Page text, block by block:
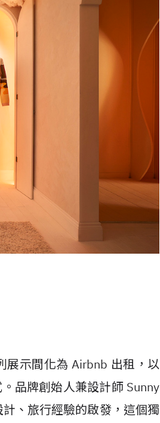
展示間化為 Airbnb 出租，以
品牌創始人兼設計師 Sunny
、旅行經驗的啟發，這個獨